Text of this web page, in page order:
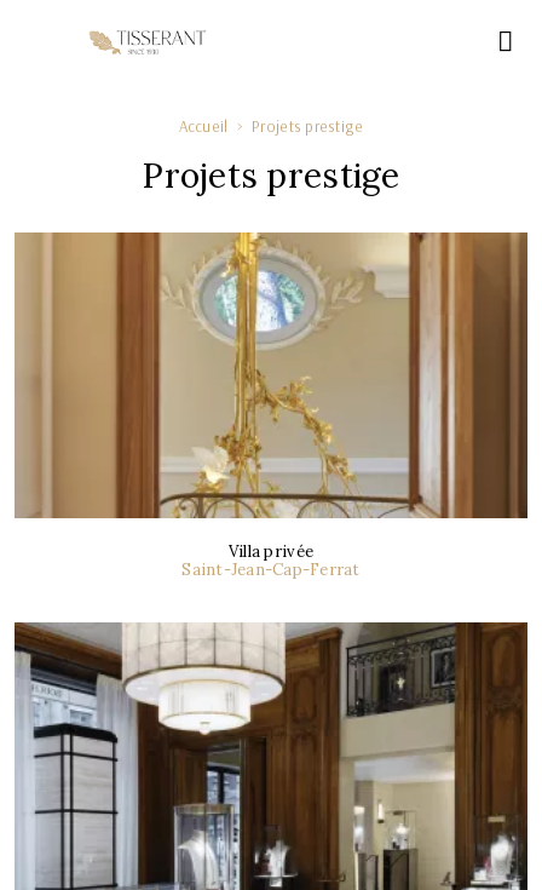
Accueil Projets prestige
Projets prestige
Villa privée
Saint-Jean-Cap-Ferrat